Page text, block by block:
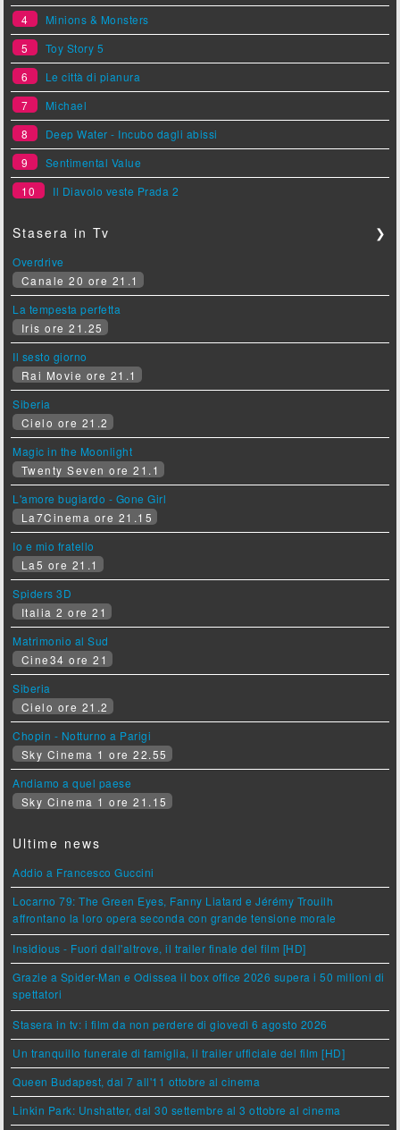
4
Minions & Monsters
5
Toy Story 5
6
Le città di pianura
7
Michael
8
Deep Water - Incubo dagli abissi
9
Sentimental Value
10
Il Diavolo veste Prada 2
Stasera in Tv ❯
Overdrive
Canale 20 ore 21.1
La tempesta perfetta
Iris ore 21.25
Il sesto giorno
Rai Movie ore 21.1
Siberia
Cielo ore 21.2
Magic in the Moonlight
Twenty Seven ore 21.1
L'amore bugiardo - Gone Girl
La7Cinema ore 21.15
Io e mio fratello
La5 ore 21.1
Spiders 3D
Italia 2 ore 21
Matrimonio al Sud
Cine34 ore 21
Siberia
Cielo ore 21.2
Chopin - Notturno a Parigi
Sky Cinema 1 ore 22.55
Andiamo a quel paese
Sky Cinema 1 ore 21.15
Ultime news
Addio a Francesco Guccini
Locarno 79: The Green Eyes, Fanny Liatard e Jérémy Trouilh
affrontano la loro opera seconda con grande tensione morale
Insidious - Fuori dall'altrove, il trailer finale del film [HD]
Grazie a Spider-Man e Odissea il box office 2026 supera i 50 milioni di
spettatori
Stasera in tv: i film da non perdere di giovedì 6 agosto 2026
Un tranquillo funerale di famiglia, il trailer ufficiale del film [HD]
Queen Budapest, dal 7 all'11 ottobre al cinema
Linkin Park: Unshatter, dal 30 settembre al 3 ottobre al cinema